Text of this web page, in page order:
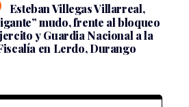
Esteban Villegas Villarreal,
mudo, frente al bloqueo
y Guardia Nacional a la
en Lerdo, Durango